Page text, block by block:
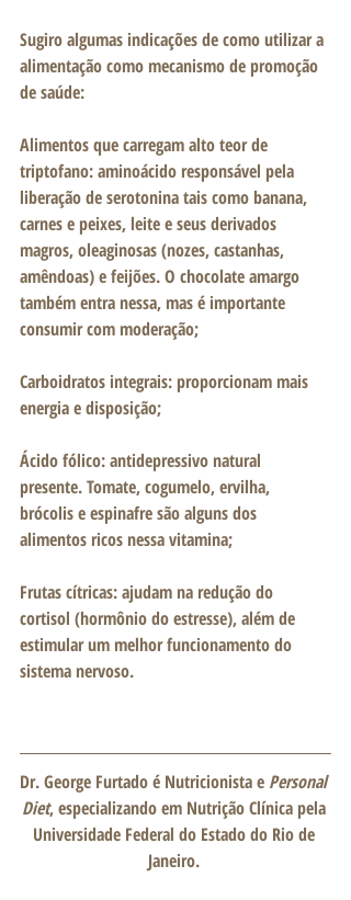
Sugiro algumas indicações de como utilizar a
alimentação como mecanismo de promoção
de saúde:
Alimentos que carregam alto teor de
triptofano: aminoácido responsável pela
liberação de serotonina tais como banana,
carnes e peixes, leite e seus derivados
magros, oleaginosas (nozes, castanhas,
amêndoas) e feijões. O chocolate amargo
também entra nessa, mas é importante
consumir com moderação;
Carboidratos integrais: proporcionam mais
energia e disposição;
Ácido fólico: antidepressivo natural
presente. Tomate, cogumelo, ervilha,
brócolis e espinafre são alguns dos
alimentos ricos nessa vitamina;
Frutas cítricas: ajudam na redução do
cortisol (hormônio do estresse), além de
estimular um melhor funcionamento do
sistema nervoso.
Dr. George Furtado é Nutricionista e Personal
Diet, especializando em Nutrição Clínica pela
Universidade Federal do Estado do Rio de
Janeiro.